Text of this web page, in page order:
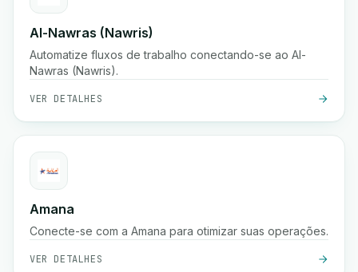
Al-Nawras (Nawris)
Automatize fluxos de trabalho conectando-se ao Al-
Nawras (Nawris).
VER DETALHES
Amana
Conecte-se com a Amana para otimizar suas operações.
VER DETALHES